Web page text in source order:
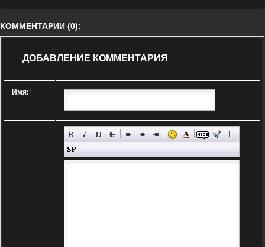
КОММЕНТАРИИ (0):
ДОБАВЛЕНИЕ КОММЕНТАРИЯ
Имя:*